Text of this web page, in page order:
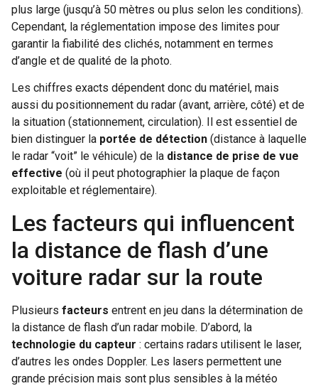
plus large (jusqu’à 50 mètres ou plus selon les conditions).
Cependant, la réglementation impose des limites pour
garantir la fiabilité des clichés, notamment en termes
d’angle et de qualité de la photo.
Les chiffres exacts dépendent donc du matériel, mais
aussi du positionnement du radar (avant, arrière, côté) et de
la situation (stationnement, circulation). Il est essentiel de
bien distinguer la portée de détection (distance à laquelle
le radar “voit” le véhicule) de la distance de prise de vue
effective (où il peut photographier la plaque de façon
exploitable et réglementaire).
Les facteurs qui influencent
la distance de flash d’une
voiture radar sur la route
Plusieurs facteurs entrent en jeu dans la détermination de
la distance de flash d’un radar mobile. D’abord, la
technologie du capteur : certains radars utilisent le laser,
d’autres les ondes Doppler. Les lasers permettent une
grande précision mais sont plus sensibles à la météo